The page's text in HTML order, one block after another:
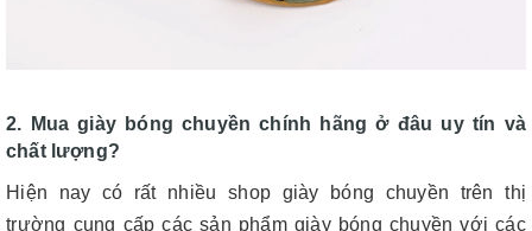
2. Mua giày bóng chuyền chính hãng ở đâu uy tín và
chất lượng?
Hiện nay có rất nhiều shop giày bóng chuyền trên thị
trường cung cấp các sản phẩm giày bóng chuyền với các